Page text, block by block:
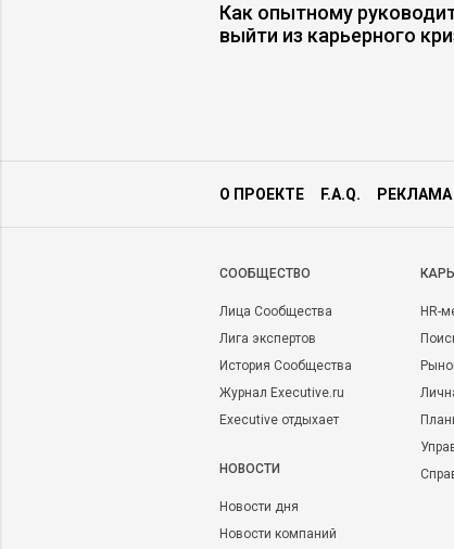
Как опытному
выйти из карьерного
О ПРОЕКТЕ F.A.Q. РЕКЛАМА
CООБЩЕСТВО
Лица Сообщества
Лига экспертов
История Сообщества
Журнал Executive.ru
Executive отдыхает
НОВОСТИ
Новости дня
Новости компаний
HR-